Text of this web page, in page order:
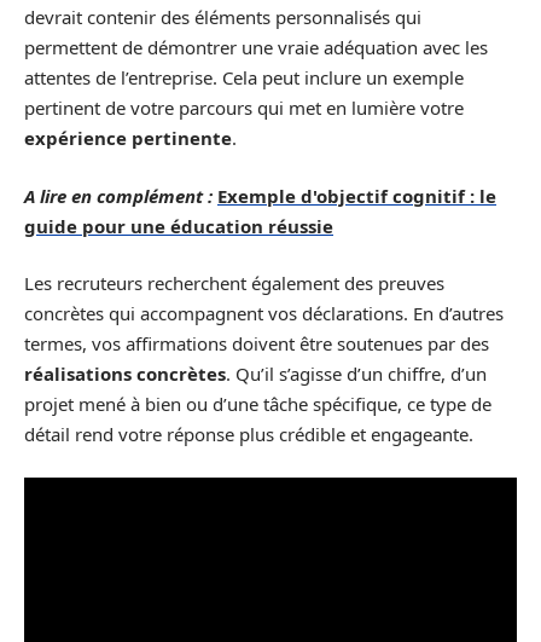
devrait contenir des éléments personnalisés qui
permettent de démontrer une vraie adéquation avec les
attentes de l’entreprise. Cela peut inclure un exemple
pertinent de votre parcours qui met en lumière votre
expérience pertinente.
A lire en complément : Exemple d'objectif cognitif : le
guide pour une éducation réussie
Les recruteurs recherchent également des preuves
concrètes qui accompagnent vos déclarations. En d’autres
termes, vos affirmations doivent être soutenues par des
réalisations concrètes. Qu’il s’agisse d’un chiffre, d’un
projet mené à bien ou d’une tâche spécifique, ce type de
détail rend votre réponse plus crédible et engageante.